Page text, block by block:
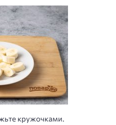
кружочками.